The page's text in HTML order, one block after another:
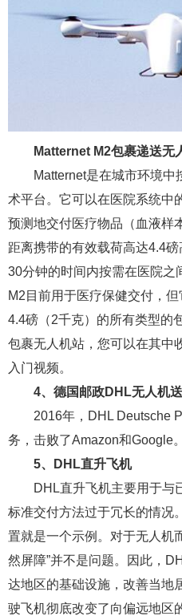
Matternet M2包裹递送无
Matternet是在城市环境
术平台。它可以在医院系统中
预测地交付医疗物品（血液样
距离携带的有效载荷高达4.4
30分钟的时间内按需在医院之
M2目前用于医疗保健交付，
4.4磅（2千克）的所有类型的
包裹无人机站，您可以在其中
入门视频。
4、德国邮政DHL无人机
2016年，DHL Deutsche
务，击败了Amazon和Google。
5、DHL直升飞机
DHL直升飞机主要用于与
标准交付方法过于冗长的情况
置就是一个示例。对于无人机
然屏障”并不是问题。因此，
达地区的基础设施，改善当地
驶飞机彻底改变了向偏远地区